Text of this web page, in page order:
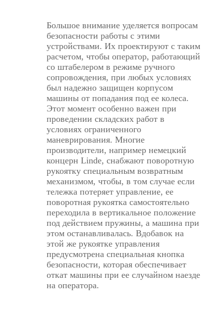
Большое внимание уделяется вопросам
безопасности работы с этими
устройствами. Их проектируют с таким
расчетом, чтобы оператор, работающий
со штабелером в режиме ручного
сопровождения, при любых условиях
был надежно защищен корпусом
машины от попадания под ее колеса.
Этот момент особенно важен при
проведении складских работ в
условиях ограниченного
маневрирования. Многие
производители, например немецкий
концерн Linde, снабжают поворотную
рукоятку специальным возвратным
механизмом, чтобы, в том случае если
тележка потеряет управление, ее
поворотная рукоятка самостоятельно
переходила в вертикальное положение
под действием пружины, а машина при
этом останавливалась. Вдобавок на
этой же рукоятке управления
предусмотрена специальная кнопка
безопасности, которая обеспечивает
откат машины при ее случайном наезде
на оператора.